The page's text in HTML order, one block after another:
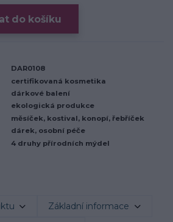
do košíku
DAR0108
certifikovaná kosmetika
dárkové balení
ekologická produkce
měsíček, kostival, konopí, řebříček
dárek, osobní péče
4 druhy přírodních mýdel
Základní informace